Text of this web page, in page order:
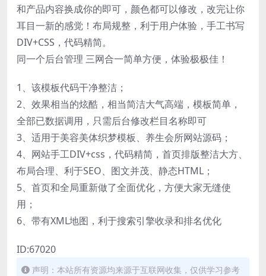
和产品内容换成你的即可，颜色都可以修改，改完让你
耳目一新的感觉！布局规整，利于用户体验，手工书写
DIV+CSS，代码精简。
同一个后台管理 三网合一简单方便，体验极极佳！
1、该模板代码干净整洁；
2、效果相当的炫酷，相当简洁大气高端，模板简单，
全部已数据调用，只需后台修改栏目名称即可
3、适用于美容美体织梦模板、养生会所网站源码；
4、网站手工DIV+css，代码精简，首页排版整洁大方、
布局合理、利于SEO、图文并茂、静态HTML；
5、首页和全局重新做了全面优化，方便大家无缝使
用；
6、带有XML地图，利于搜索引擎收录和排名优化
ID:67020
声明：本站所有资源均来源于互联网收集，仅供学习参考